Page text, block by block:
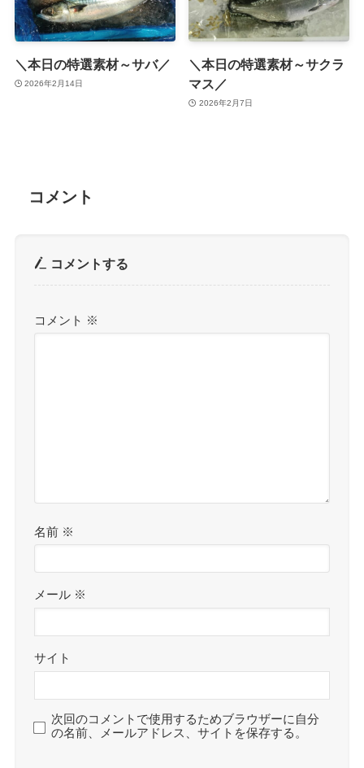
＼本日の特選素材～サバ／
2026年2月14日
＼本日の特選素材～サクラ
マス／
2026年2月7日
コメント
コメントする
コメント ※
名前 ※
メール ※
サイト
次回のコメントで使用するためブラウザーに自分
の名前、メールアドレス、サイトを保存する。